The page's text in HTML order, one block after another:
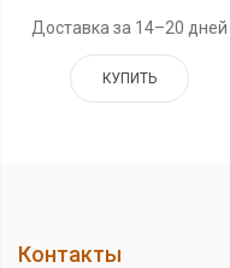
Доставка за 14–20 дней
КУПИТЬ
Контакты